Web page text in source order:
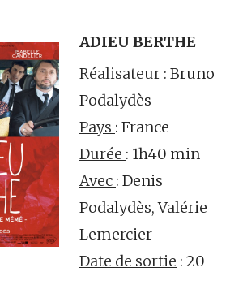
ADIEU BERTHE
Réalisateur : Bruno
Podalydès
Pays : France
Durée : 1h40 min
Avec : Denis
Podalydès, Valérie
Lemercier
Date de sortie : 20